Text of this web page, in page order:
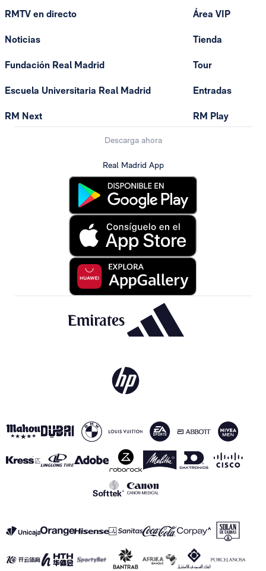
RMTV en directo
Noticias
Fundación Real Madrid
Escuela Universitaria Real Madrid
RM Next
Área VIP
Tienda
Tour
Entradas
RM Play
Descarga ahora
Real Madrid App